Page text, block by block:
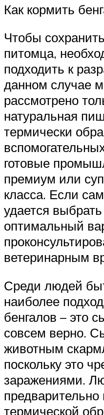
Как кормить
Чтобы
питомца,
подходить к
данном случае
рассмотрено
натуральная
термически
готовые
премиум или
класса. Если
удается
оптимальный
ветеринарным
Среди людей
наиболее
бенгалов – это
совсем верно.
животным
поскольку это
заражениями.
предварительно
термической